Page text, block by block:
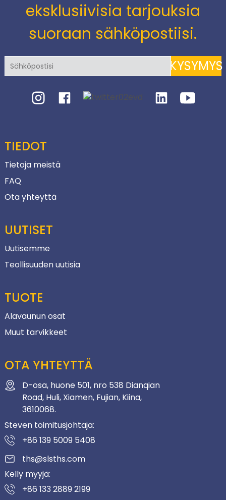
eksklusiivisia tarjouksia
suoraan sähköpostiisi.
KYSYMYS
TIEDOT
Tietoja meistä
FAQ
Ota yhteyttä
UUTISET
Uutisemme
Teollisuuden uutisia
TUOTE
Alavaunun osat
Muut tarvikkeet
OTA YHTEYTTÄ
D-osa, huone 501, nro 538 Dianqian
Road, Huli, Xiamen, Fujian, Kiina,
3610068.
Steven toimitusjohtaja:
+86 139 5009 5408
ths@slsths.com
Kelly myyjä:
+86 133 2889 2199